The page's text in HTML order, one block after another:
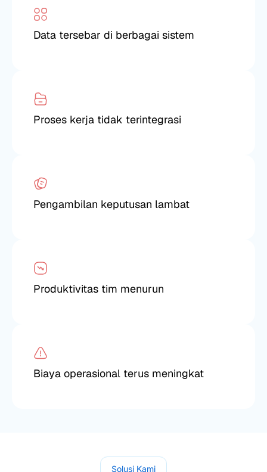
Data tersebar di berbagai sistem
Proses kerja tidak terintegrasi
Pengambilan keputusan lambat
Produktivitas tim menurun
Biaya operasional terus meningkat
Solusi Kami